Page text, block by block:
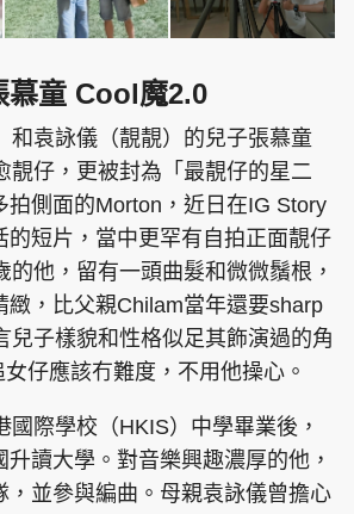
慕童 Cool魔2.0
和袁詠儀（靚靚）的兒子張慕童
靚仔，更被封為「最靚仔的星二
拍側面的Morton，近日在IG Story
的短片，當中更罕有自拍正面靚仔
的他，留有一頭曲髮和微微鬚根，
緻，比父親Chilam當年還要sharp
兒子樣貌和性格似足其飾演過的角
仔應該冇難度，不用他操心。
國際學校（HKIS）中學畢業後，
升讀大學。對音樂興趣濃厚的他，
，並參與編曲。母親袁詠儀曾擔心